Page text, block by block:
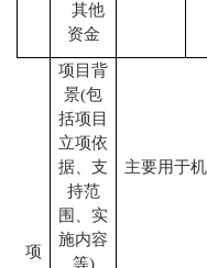
其他
资金
项
项目背
景(包
括项目
立项依
据、支
持范
围、实
施内容
等)
主要用于